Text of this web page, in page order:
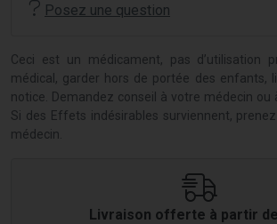
Posez une question
Ceci est un médicament, pas d’utilisation
médical, garder hors de portée des enfants,
notice. Demandez conseil à votre médecin ou
Si des Effets indésirables surviennent,
médecin.
Livraison offerte à partir